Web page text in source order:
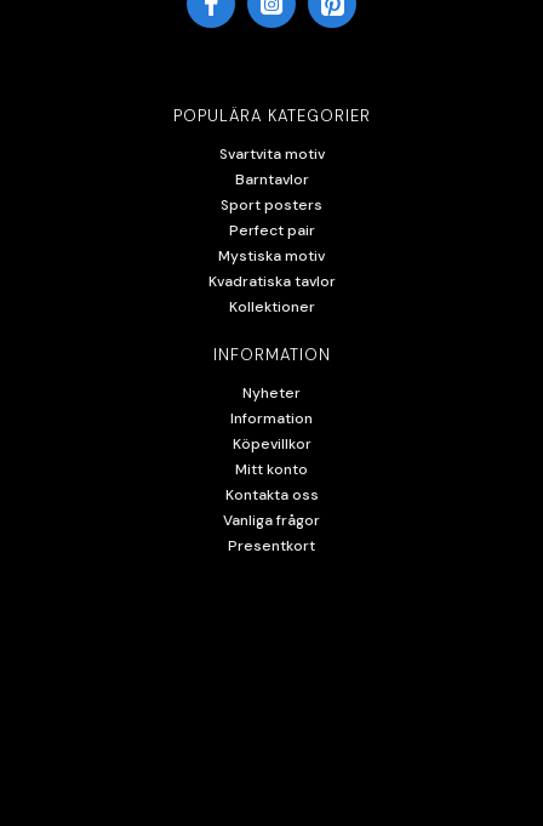
POPULÄRA KATEGORIER
Svartvita motiv
Barntavlor
Sport posters
Perfect pair
Mystiska motiv
Kvadratiska tavlor
Kollektioner
INFORMATION
Nyheter
Information
Köpevillkor
Mitt konto
Kontakta oss
Vanliga frågor
Presentkort